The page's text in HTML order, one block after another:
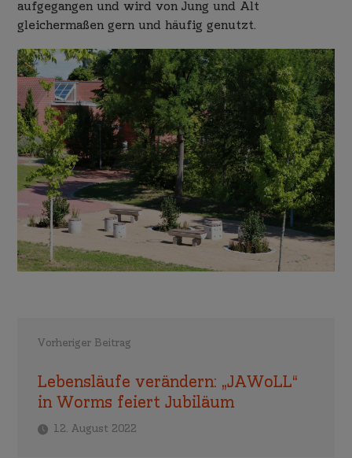
aufgegangen und wird von Jung und Alt
gleichermaßen gern und häufig genutzt.
Vorheriger Beitrag
Lebensläufe verändern: „JAWoLL“
in Worms feiert Jubiläum
12. August 2022